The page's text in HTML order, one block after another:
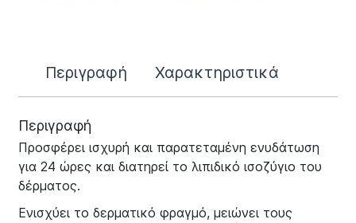
Περιγραφή Χαρακτηριστικά
Περιγραφή
Προσφέρει ισχυρή και παρατεταμένη ενυδάτωση
για 24 ώρες και διατηρεί το λιπιδικό ισοζύγιο του
δέρματος.
Ενισχύει το δερματικό φραγμό, μειώνει τους